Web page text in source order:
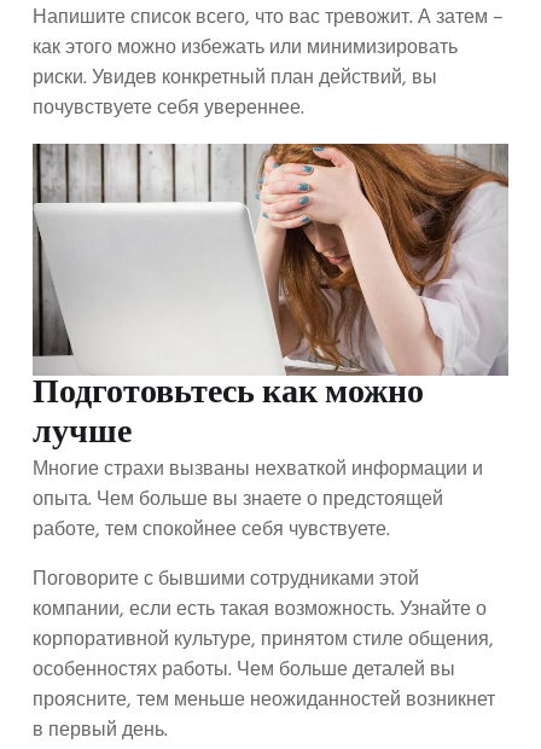
Напишите список всего, что вас тревожит. А затем –
как этого можно избежать или минимизировать
риски. Увидев конкретный план действий, вы
почувствуете себя увереннее.
Подготовьтесь как можно
лучше
Многие страхи вызваны нехваткой информации и
опыта. Чем больше вы знаете о предстоящей
работе, тем спокойнее себя чувствуете.
Поговорите с бывшими сотрудниками этой
компании, если есть такая возможность. Узнайте о
корпоративной культуре, принятом стиле общения,
особенностях работы. Чем больше деталей вы
проясните, тем меньше неожиданностей возникнет
в первый день.